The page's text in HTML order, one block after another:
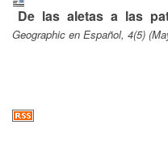
De las aletas a las
Geographic en Español, 4(5)